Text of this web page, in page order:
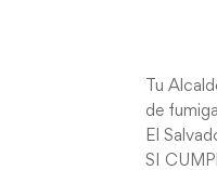
Tu
de
El
SI